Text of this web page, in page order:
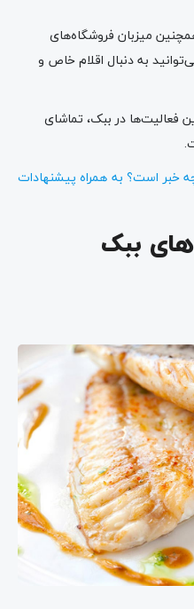
میزبان فروشگاه‌های
به دنبال اقلام خاص و
فعالیت‌ها در ببک، تماشای
خبر است؟ به همراه پیشنهادات
ببک